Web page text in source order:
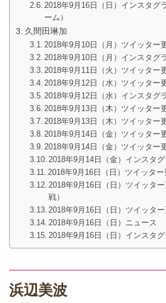
2018年9月16日（日）インスタグ
ーム）
久間田琳加
2018年9月10日（月）ツイッター
2018年9月10日（月）インスタグ
2018年9月11日（火）ツイッター
2018年9月12日（水）ツイッター
2018年9月12日（水）インスタグ
2018年9月13日（木）ツイッター
2018年9月13日（木）ツイッター
2018年9月14日（金）ツイッター
2018年9月14日（金）ツイッター
2018年9月14日（金）インスタ
2018年9月16日（日）ツイッター
2018年9月16日（日）ツイッタ
戦）
2018年9月16日（日）ツイッター
2018年9月16日（日）ニュース
2018年9月16日（日）インスタ
浜辺美波